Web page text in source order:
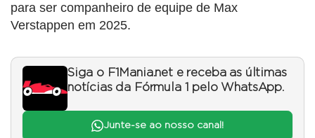
para ser companheiro de equipe de Max
Verstappen em 2025.
Siga o F1Mania.net e receba as últimas
notícias da Fórmula 1 pelo WhatsApp.
Junte-se ao nosso canal!